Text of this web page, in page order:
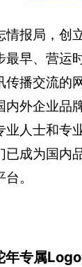
情报局，创
最早、营运
传播交流的
内外企业品
业人士和专
已成为国内
。
年专属